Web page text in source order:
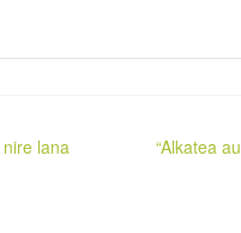
lana
“Alkatea